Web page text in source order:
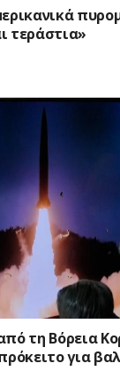
τεράστια»
τη Βόρεια
για